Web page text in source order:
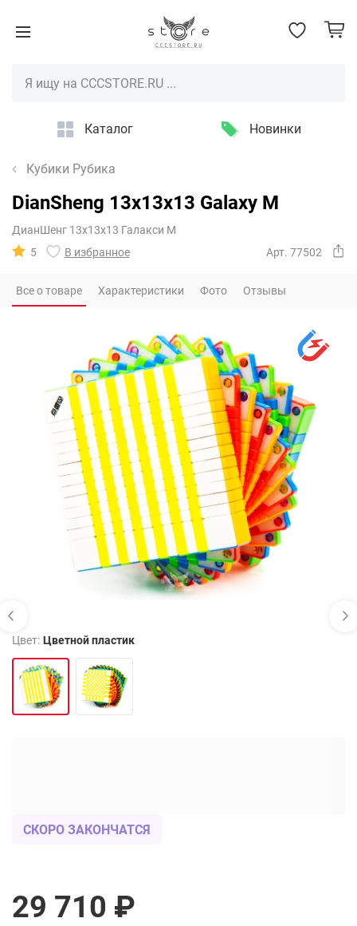
Каталог Новинки
Кубики Рубика
DianSheng 13x13x13 Galaxy M
ДианШенг 13х13х13 Галакси М
5
В избранное Арт. 77502
Все о товаре Характеристики Фото Отзывы
Цвет: Цветной пластик
СКОРО ЗАКОНЧАТСЯ
29 710 ₽